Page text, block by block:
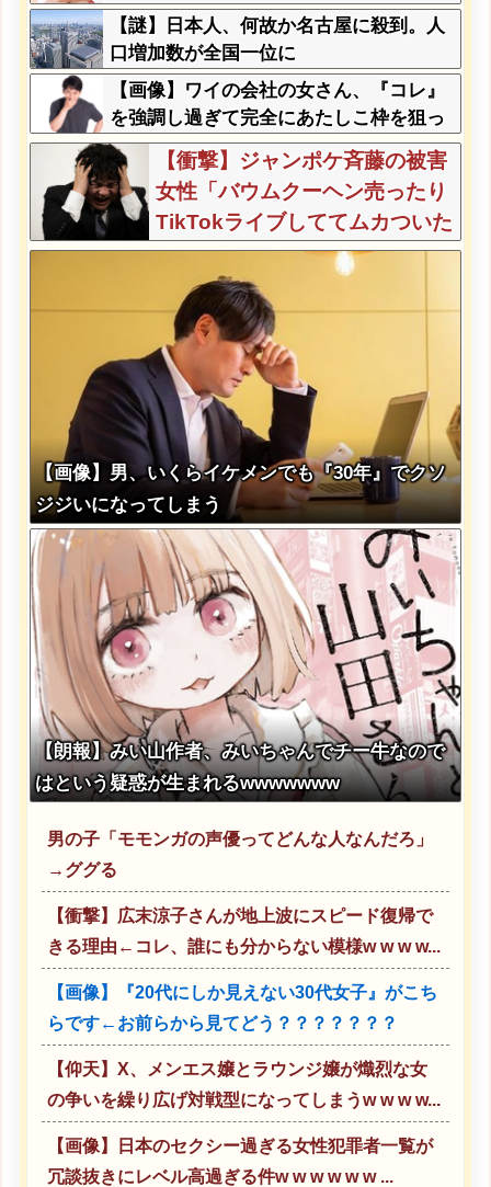
【謎】日本人、何故か名古屋に殺到。人
口増加数が全国一位に
【画像】ワイの会社の女さん、『コレ』
を強調し過ぎて完全にあたしこ枠を狙っ
てるんだがw w w w w w w w w w w w
【衝撃】ジャンポケ斉藤の被害
女性「バウムクーヘン売ったり
TikTokライブしててムカついた
から示談しなかった」←コレっ
てさ…
【画像】男、いくらイケメンでも『30年』でクソ
ジジいになってしまう
【朗報】みい山作者、みいちゃんでチー牛なので
はという疑惑が生まれるwwwwwww
男の子「モモンガの声優ってどんな人なんだろ」
→ググる
【衝撃】広末涼子さんが地上波にスピード復帰で
きる理由←コレ、誰にも分からない模様w w w w...
【画像】『20代にしか見えない30代女子』がこち
らです←お前らから見てどう？？？？？？？
【仰天】X、メンエス嬢とラウンジ嬢が熾烈な女
の争いを繰り広げ対戦型になってしまうw w w w...
【画像】日本のセクシー過ぎる女性犯罪者一覧が
冗談抜きにレベル高過ぎる件w w w w w w ...